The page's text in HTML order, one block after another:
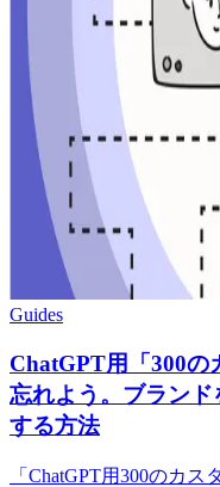
Guides
ChatGPT用「300の
忘れよう。ブラン
する方法
「ChatGPT用300のカ